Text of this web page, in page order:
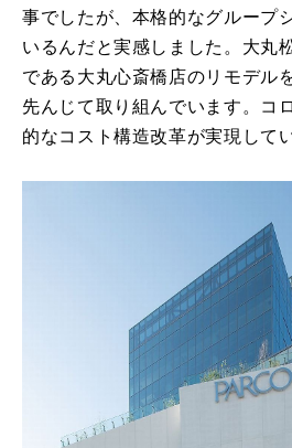
事でしたが、本格的なグループ
いるんだと実感しました。大丸
である大丸心斎橋店のリモデル
先んじて取り組んでいます。コ
的なコスト構造改革が実現して